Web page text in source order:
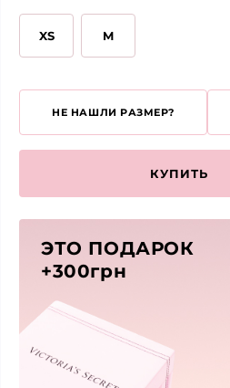
XS M
НЕ НАШЛИ РАЗМЕР?
КУПИТЬ
ЭТО ПОДАРОК
+300грн